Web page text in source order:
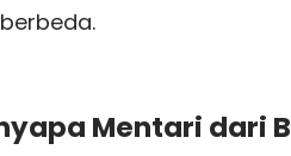
Mentari dari